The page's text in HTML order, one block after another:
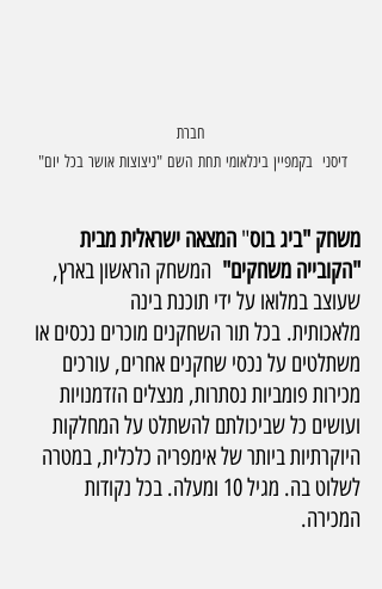
חברת
דיסני  בקמפיין בינלאומי תחת השם "ניצוצות אושר בכל יום"
משחק "ביג בוס" המצאה ישראלית מבית
"הקובייה משחקים" המשחק הראשון בארץ,
שעוצב במלואו על ידי תוכנת בינה
מלאכותית. בכל תור השחקנים מוכרים נכסים או
משתלטים על נכסי שחקנים אחרים, עורכים
מכירות פומביות נסתרות, מנצלים הזדמנויות
ועושים כל שביכולתם להשתלט על המחלקות
היוקרתיות ביותר של אימפריה כלכלית, במטרה
לשלוט בה. מגיל 10 ומעלה. בכל נקודות
המכירה.